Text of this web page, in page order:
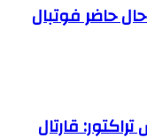
بالای ۳۵ سال حال حاضر فوتبال
قارتال